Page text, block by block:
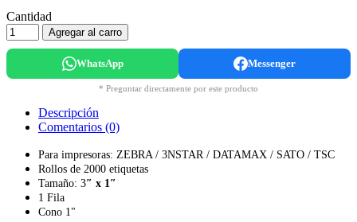
Cantidad
Agregar al carro
WhatsApp Messenger
* Preguntar directamente por este producto
Descripción
Comentarios (0)
Para impresoras: ZEBRA / 3NSTAR / DATAMAX / SATO / TSC
Rollos de 2000 etiquetas
Tamaño: 3″ x 1″
1 Fila
Cono 1"